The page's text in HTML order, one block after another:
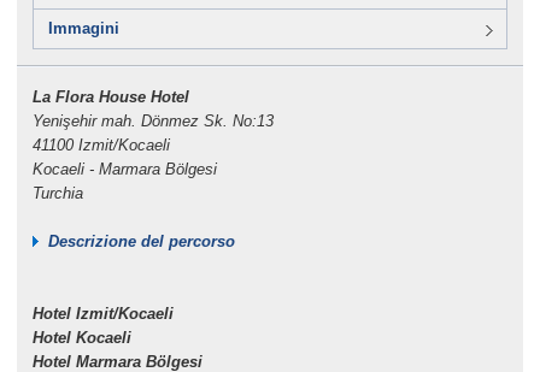
Immagini
La Flora House Hotel
Yenişehir mah. Dönmez Sk. No:13
41100 Izmit/Kocaeli
Kocaeli - Marmara Bölgesi
Turchia
Descrizione del percorso
Hotel Izmit/Kocaeli
Hotel Kocaeli
Hotel Marmara Bölgesi